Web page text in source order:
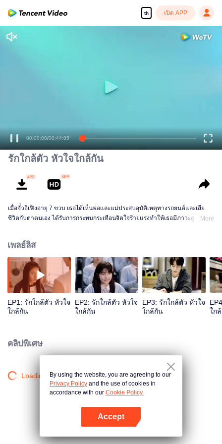
th เปิด APP
00:00:00/00:44:05
รักใกล้ตัว หัวใจใกล้กัน
เมื่อจั๋วอีเฟิงอายุ 7 ขวบ เธอได้เห็นพ่อและแม่ประสบอุบัติเหตุทางรถยนต์และเสีย
ชีวิตกับตาตนเอง ได้รับการกระทบกระเทือนจิตใจร้ายแรงทำให้เธอมีภาวะสูญเสีย
อวิ๋นที่เด็กกว่าเธอสองปี เมื่อโตขึ้นซูมู่อวิ๋นเป็นหนุ่มฮอตในโรงเรียน ส่วนซูเนี่ยนเฟิง
เป็นเพียงอากาศธาตุ ระหว่างช่วงมัธยมศึกษาปีที่หก ซูเนี่ยนเฟิงที่ไม่ได้มีเป้าหมาย
ชีวิตอะไร ได้รับอิทธิพลมาจากเพื่อนสนิทที่ป่วยด้วยโรคประหลาดอย่างเล่อตีอิ้น จึง
ตัดสินใจสมัครเข้าเรียนต่อในวิทยาลัยแพทยศาสตร์ ซูมู่อวิ๋นภายนอกเหมือนจะไม่
ถูกกับซูเนี่ยนเฟิง แต่ที่จริงคอยแอบปกป้องเธอ ช่วยให้เธอได้ทำตามความฝันสำเร็จ
ติดตามชมเรื่องราวมิตรภาพความรักนี้ได้ผ่านทาง WeTV เท่านั้น ！
More
เพลย์ลิส
EP1: รักใกล้ตัว หัวใจ
ใกล้กัน
EP2: รักใกล้ตัว หัวใจ
ใกล้กัน
EP3: รักใกล้ตัว หัวใจ
ใกล้กัน
ใก
คลิปพิเศษ
Loading…By using the website, you are agreeing to our
Privacy Policy and the use of cookies in
accordance with our Cookie Policy.
Accept